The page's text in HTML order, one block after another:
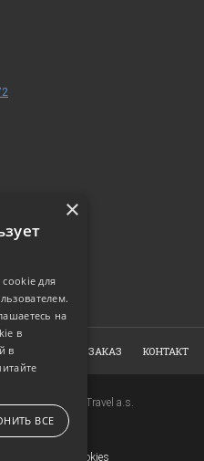
ЗАКАЗ КОНТАКТ
Hotels&Travel a.s.
Cookies
×
cookie для
на
в
в
ВСЕ